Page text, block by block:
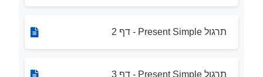
תרגול Present Simple - דף 2
תרגול Present Simple - דף 3